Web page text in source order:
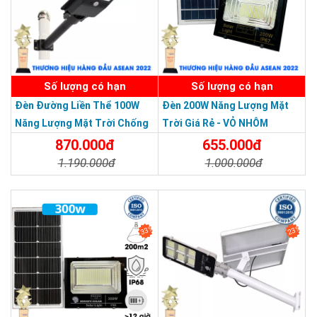
Điều khiển từ xa
Đèn năng lượng mặt trời 500W JD-8500VN được trang bị
chức năng điều khiển từ xa, cho phép người dùng dễ
dàng bật/tắt đèn, điều chỉnh độ sáng, và các tính năng
khác mà không cần phải di chuyển tới vị trí của đèn.
SẢN PHẨM DỊCH VỤ CHẤT LƯỢNG ASEAN 2019
Số lượng có hạn
Đèn Đường Liền Thể 100W
Năng Lượng Mặt Trời Chống
Nước Giá Rẻ870.000đ
1.190.000đ
Số lượng có hạn
Đèn 200W Năng Lượng Mặt
Trời Giá Rẻ - VỎ NHÔM
655.000đ
1.000.000đ
33% 23%